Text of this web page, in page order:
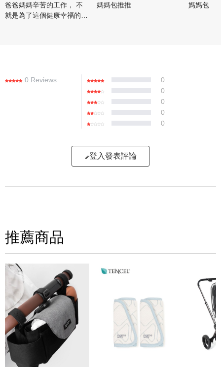
爸爸媽媽辛苦的工作， 不
就是為了這個健康幸福的笑
媽媽包推推 媽媽包
0 Reviews
0
0
0
0
0
登入發表評論
推薦商品